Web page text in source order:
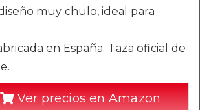
muy chulo, ideal para
en España. Taza oficial de
Ver precios en Amazon